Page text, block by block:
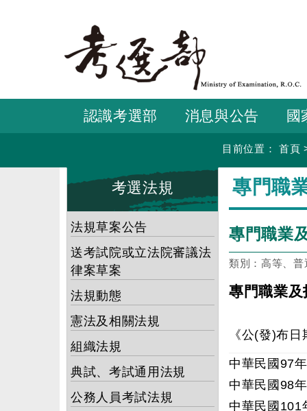
要
容
認識考選部 消息與公告 國
目前位置： 首頁
考選法規
法規草案公告
送考試院或立法院審議法
律案草案
法規動態
憲法及相關法規
組織法規
典試、考試通用法規
公務人員考試法規
:::
專門職
專門職業
類別：高等、普
專門職業及
《公(發)布日
中華民國97
中華民國98
中華民國101